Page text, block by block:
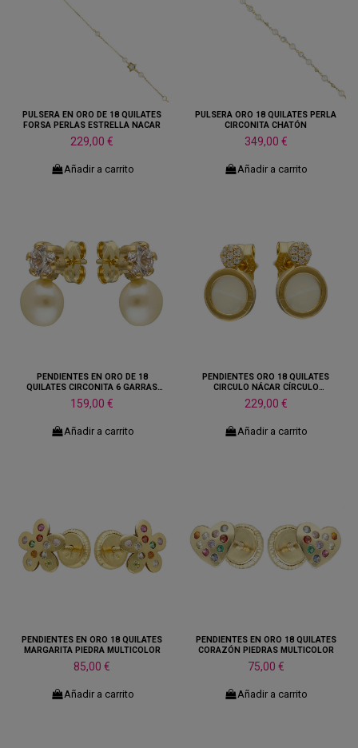
PULSERA EN ORO DE 18 QUILATES
FORSA PERLAS ESTRELLA NACAR
229,00 €
Añadir a carrito
PULSERA ORO 18 QUILATES PERLA
CIRCONITA CHATÓN
349,00 €
Añadir a carrito
PENDIENTES EN ORO DE 18
QUILATES CIRCONITA 6 GARRAS
PERLA BLANCA
159,00 €
Añadir a carrito
PENDIENTES ORO 18 QUILATES
CIRCULO NÁCAR CÍRCULO
CIRCONITAS
229,00 €
Añadir a carrito
PENDIENTES EN ORO 18 QUILATES
MARGARITA PIEDRA MULTICOLOR
85,00 €
Añadir a carrito
PENDIENTES EN ORO 18 QUILATES
CORAZÓN PIEDRAS MULTICOLOR
75,00 €
Añadir a carrito